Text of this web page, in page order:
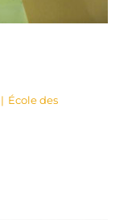
| École des